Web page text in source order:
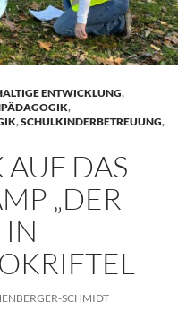
ENTWICKLUNG,
,
,SCHULKINDERBETREUUNG,
DAS
„DER
IN
SCHMIDT